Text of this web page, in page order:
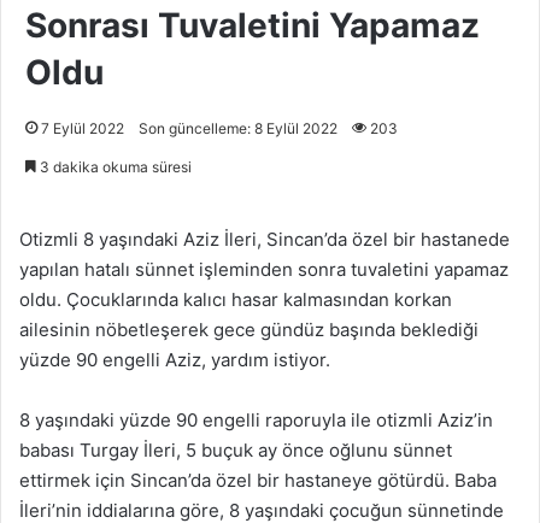
Sonrası Tuvaletini Yapamaz
Oldu
7 Eylül 2022 Son güncelleme: 8 Eylül 2022 203
3 dakika okuma süresi
Otizmli 8 yaşındaki Aziz İleri, Sincan’da özel bir hastanede
yapılan hatalı sünnet işleminden sonra tuvaletini yapamaz
oldu. Çocuklarında kalıcı hasar kalmasından korkan
ailesinin nöbetleşerek gece gündüz başında beklediği
yüzde 90 engelli Aziz, yardım istiyor.
8 yaşındaki yüzde 90 engelli raporuyla ile otizmli Aziz’in
babası Turgay İleri, 5 buçuk ay önce oğlunu sünnet
ettirmek için Sincan’da özel bir hastaneye götürdü. Baba
İleri’nin iddialarına göre, 8 yaşındaki çocuğun sünnetinde